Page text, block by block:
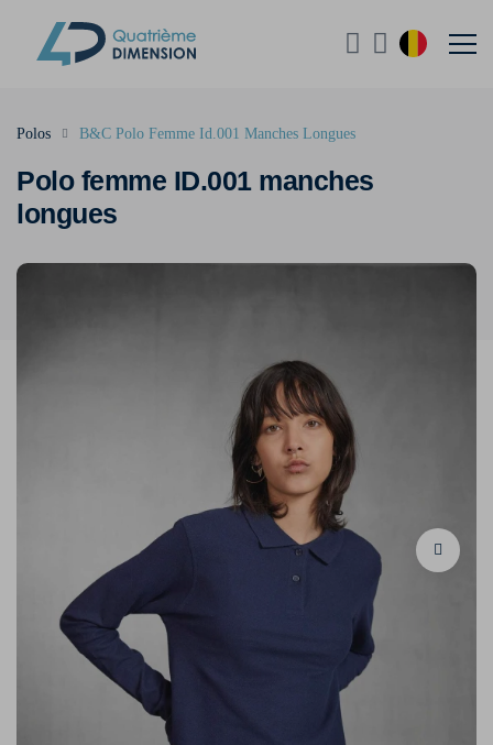
Polo femme ID.001 manches
longues
Polos B&C Polo Femme Id.001 Manches Longues